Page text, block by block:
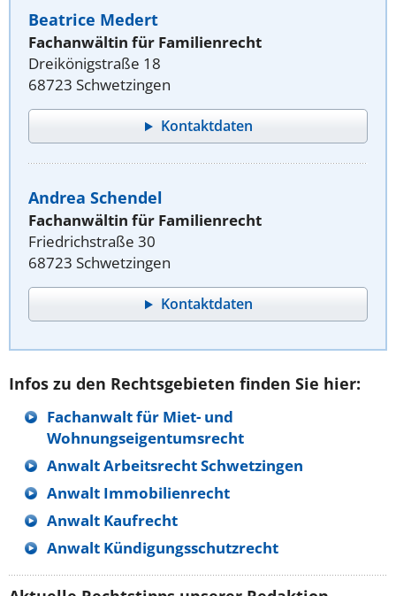
Beatrice Medert
Fachanwältin für Familienrecht
Dreikönigstraße 18
68723 Schwetzingen
Kontaktdaten
Andrea Schendel
Fachanwältin für Familienrecht
Friedrichstraße 30
68723 Schwetzingen
Kontaktdaten
Infos zu den Rechtsgebieten finden Sie hier:
Fachanwalt für Miet- und
Wohnungseigentumsrecht
Anwalt Arbeitsrecht Schwetzingen
Anwalt Immobilienrecht
Anwalt Kaufrecht
Anwalt Kündigungsschutzrecht